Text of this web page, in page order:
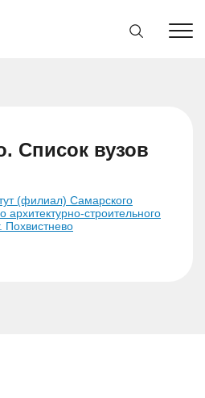
Список вузов
(филиал) Самарского
архитектурно-строительного
Похвистнево